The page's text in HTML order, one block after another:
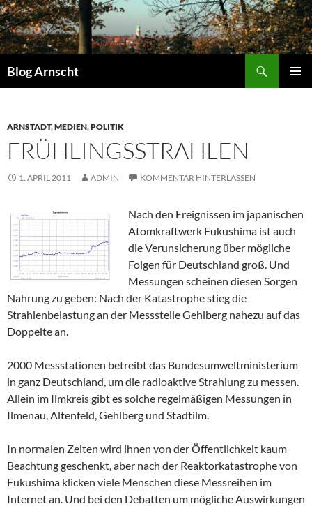
Zum
Inhalt
springen
Blog Arnscht
ARNSTADT,MEDIEN,POLITIK
FRÜHLINGSSTRAHLEN
1. APRIL 2011 ADMIN KOMMENTAR HINTERLASSEN
Nach den Ereignissen im japanischen
Atomkraftwerk Fukushima ist auch
die Verunsicherung über mögliche
Folgen für Deutschland groß. Und
Messungen scheinen diesen Sorgen
Nahrung zu geben: Nach der Katastrophe stieg die
Strahlenbelastung an der Messstelle Gehlberg nahezu auf das
Doppelte an.
2000 Messstationen betreibt das Bundesumweltministerium
in ganz Deutschland, um die radioaktive Strahlung zu messen.
Allein im Ilmkreis gibt es solche regelmäßigen Messungen in
Ilmenau, Altenfeld, Gehlberg und Stadtilm.
In normalen Zeiten wird ihnen von der Öffentlichkeit kaum
Beachtung geschenkt, aber nach der Reaktorkatastrophe von
Fukushima klicken viele Menschen diese Messreihen im
Internet an. Und bei den Debatten um mögliche Auswirkungen